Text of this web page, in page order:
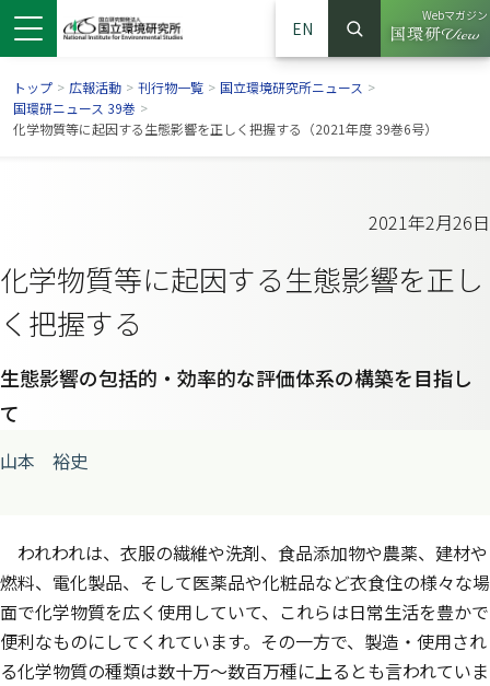
ドウで開きます）
ンドウで開きます）
ウインドウで開きます）
EN
サイト内検索
検索
Webマガジン
（別ウイ
トップ > 広報活動 > 刊行物一覧 > 国立環境研究所ニュース >
国環研ニュース 39巻 >
化学物質等に起因する生態影響を正しく把握する（2021年度 39巻6号）
2021年2月26日
化学物質等に起因する生態影響を正し
く把握する
生態影響の包括的・効率的な評価体系の構築を目指し
て
山本 裕史
われわれは、衣服の繊維や洗剤、食品添加物や農薬、建材や
燃料、電化製品、そして医薬品や化粧品など衣食住の様々な場
面で化学物質を広く使用していて、これらは日常生活を豊かで
便利なものにしてくれています。その一方で、製造・使用され
る化学物質の種類は数十万〜数百万種に上るとも言われていま